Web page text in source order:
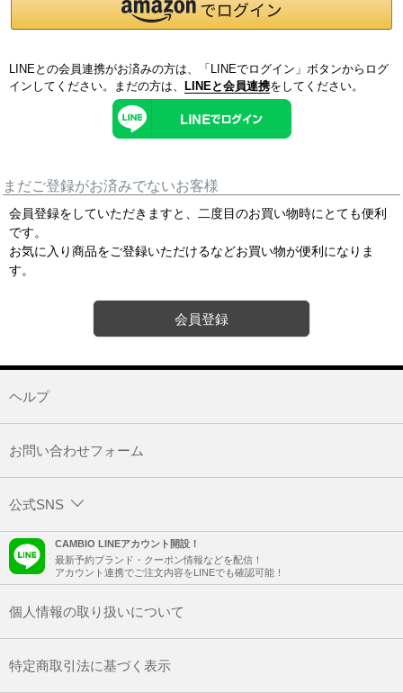
LINEとの会員連携がお済みの方は、「LINEでログイン」ボタンからログ
インしてください。まだの方は、
LINEと会員連携をしてください。
まだご登録がお済みでないお客様
会員登録をしていただきますと、二度目のお買い物時にとても便利
です。
お気に入り商品をご登録いただけるなどお買い物が便利になりま
す。
会員登録
ヘルプ
お問い合わせフォーム
公式SNS
CAMBIO LINEアカウント開設！
最新予約ブランド・クーポン情報などを配信！
アカウント連携でご注文内容をLINEでも確認可能！
個人情報の取り扱いについて
特定商取引法に基づく表示